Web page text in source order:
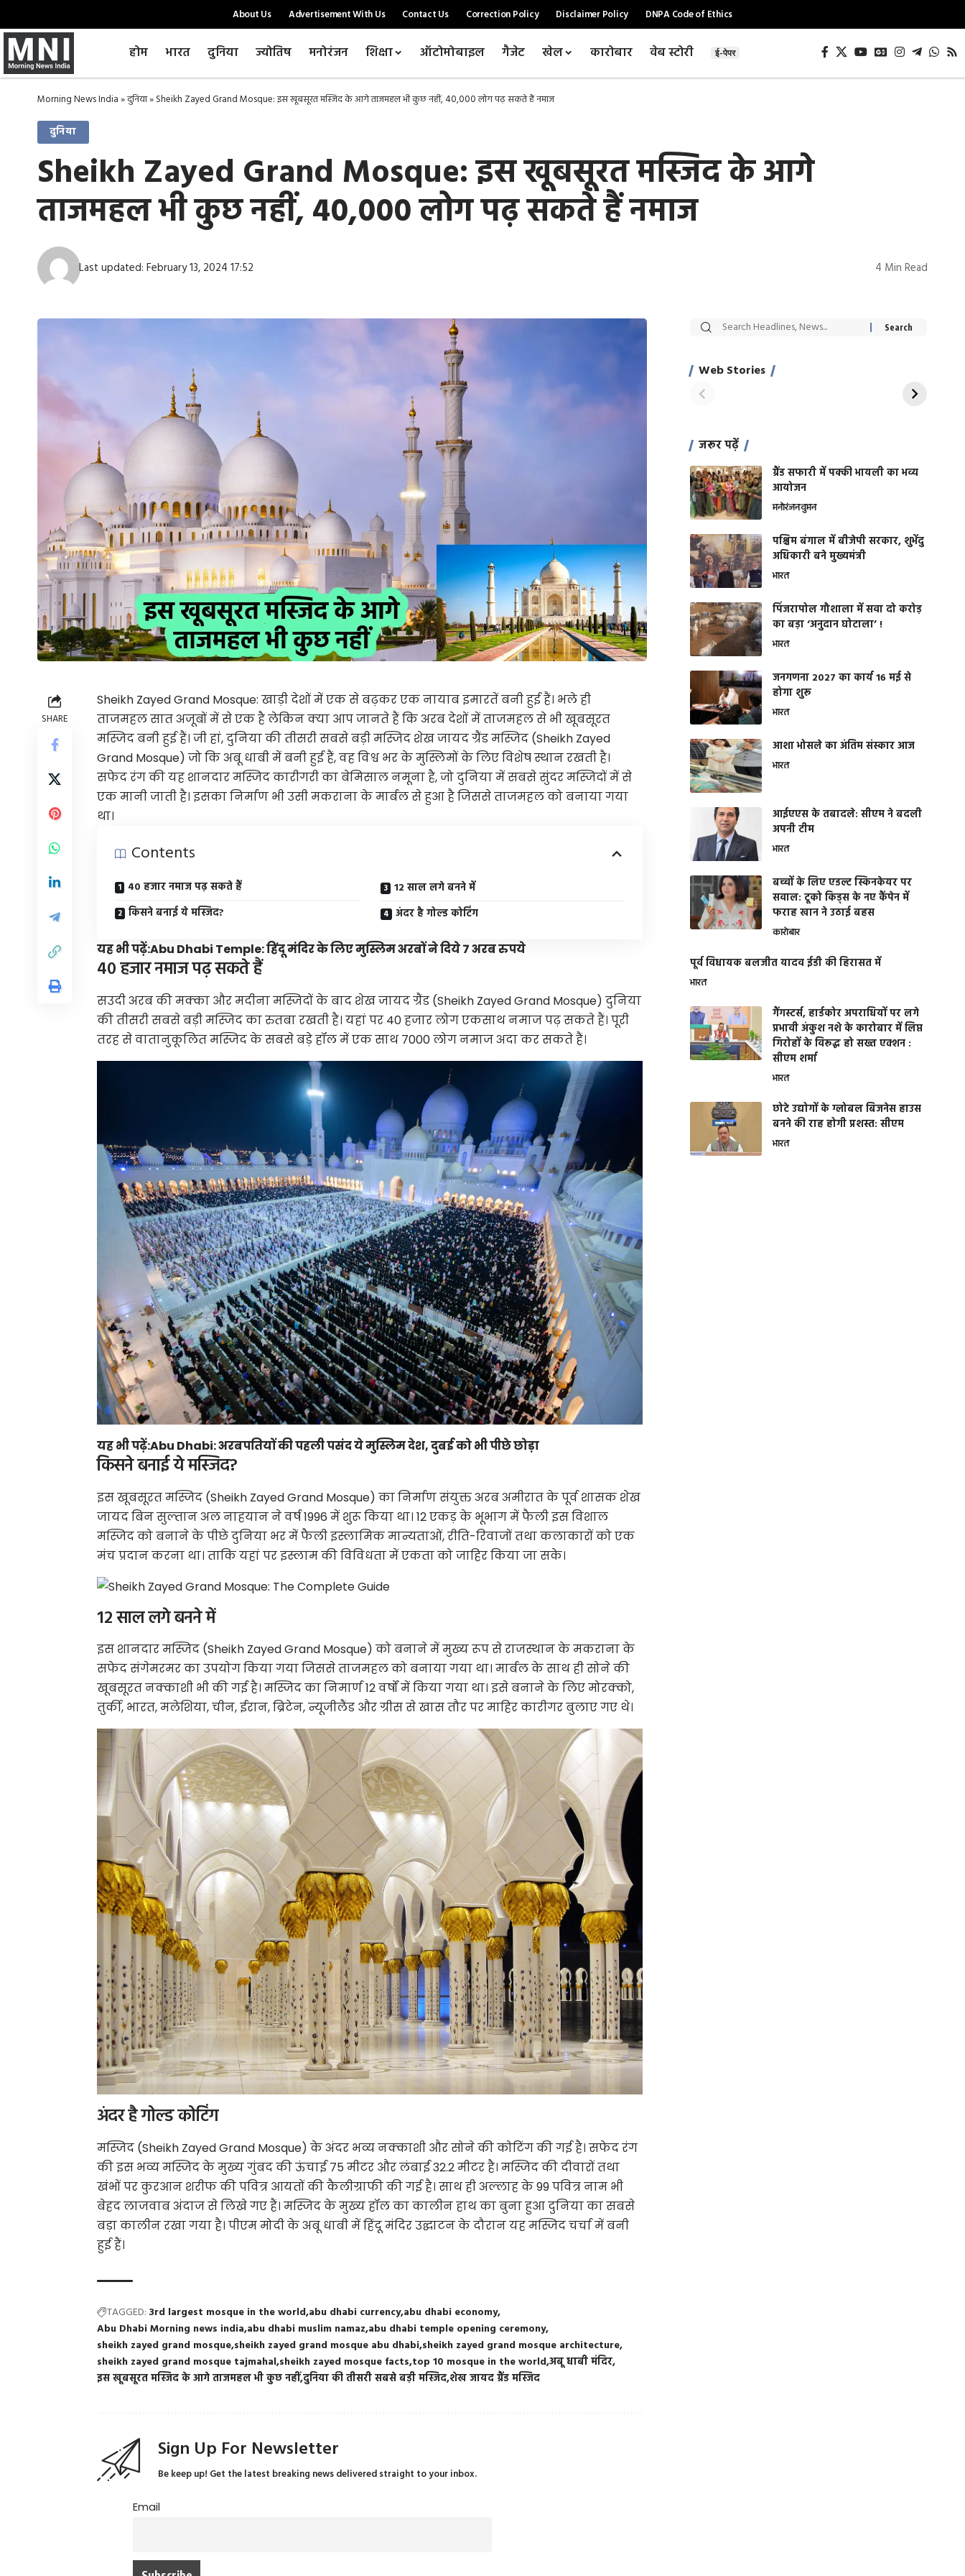
About Us Advertisement With Us Contact Us Correction Policy Disclaimer Policy DNPA Code of Ethics
होम भारत दुनिया ज्योतिष मनोरंजन शिक्षा ऑटोमोबाइल गैजेट खेल कारोबार वेब स्टोरी ई-पेपर
Morning News India»दुनिया»Sheikh Zayed Grand Mosque: इस खूबसूरत मस्जिद के आगे ताजमहल भी कुछ नहीं, 40,000 लोग पढ़ सकते हैं नमाज
दुनिया
Sheikh Zayed Grand Mosque: इस खूबसूरत मस्जिद के आगे
ताजमहल भी कुछ नहीं, 40,000 लोग पढ़ सकते हैं नमाज
Last updated: February 13, 2024 17:52 4 Min Read
SHARE
Sheikh Zayed Grand Mosque: खाड़ी देशों में एक से बढ़कर एक नायाब इमारतें बनी हुई हैं। भले ही
ताजमहल सात अजूबों में से एक है लेकिन क्या आप जानते हैं कि अरब देशों में ताजमहल से भी खूबसूरत
मस्जिद बनी हुई हैं। जी हां, दुनिया की तीसरी सबसे बड़ी मस्जिद शेख जायद ग्रैंड मस्जिद (Sheikh Zayed
Grand Mosque) जो कि अबू धाबी में बनी हुई हैं, वह विश्व भर के मुस्लिमों के लिए विशेष स्थान रखती है।
सफेद रंग की यह शानदार मस्जिद कारीगरी का बेमिसाल नमूना है, जो दुनिया में सबसे सुंदर मस्जिदों में से
एक मानी जाती है। इसका निर्माण भी उसी मकराना के मार्बल से हुआ है जिससेताजमहलको बनाया गया
था।
Contents
40 हजार नमाज पढ़ सकते हैं
किसने बनाई ये मस्जिद?
12 साल लगे बनने में
अंदर है गोल्ड कोटिंग
यह भी पढ़ें:Abu Dhabi Temple: हिंदू मंदिर के लिए मुस्लिम अरबों ने दिये 7 अरब रुपये
40 हजार नमाज पढ़ सकते हैं
सउदी अरब की मक्का और मदीना मस्जिदों के बाद शेख जायद ग्रैंड (Sheikh Zayed Grand Mosque) दुनिया
की तीसरी सबसे बड़ी मस्जिद का रुतबा रखती है। यहां पर 40 हजार लोग एकसाथ नमाज पढ़ सकते हैं। पूरी
तरह से वातानुकूलित मस्जिद के सबसे बड़े हॉल में एक साथ 7000 लोग नमाज अदा कर सकते हैं।
यह भी पढ़ें:Abu Dhabi: अरबपतियों की पहली पसंद ये मुस्लिम देश, दुबई को भी पीछे छोड़ा
किसने बनाई ये मस्जिद?
इस खूबसूरत मस्जिद (Sheikh Zayed Grand Mosque) का निर्माण संयुक्त अरब अमीरात के पूर्व शासक शेख
जायद बिन सुल्तान अल नाहयान ने वर्ष 1996 में शुरू किया था। 12 एकड़ के भूभाग में फैली इस विशाल
मस्जिद को बनाने के पीछे दुनिया भर में फैली इस्लामिक मान्यताओं, रीति-रिवाजों तथा कलाकारों को एक
मंच प्रदान करना था। ताकि यहां पर इस्लाम की विविधता में एकता को जाहिर किया जा सके।
12 साल लगे बनने में
इस शानदार मस्जिद (Sheikh Zayed Grand Mosque) को बनाने में मुख्य रूप सेराजस्थान के मकराना के
सफेद संगेमरमरका उपयोग किया गया जिससे ताजमहल को बनाया गया था। मार्बल के साथ ही सोने की
खूबसूरत नक्काशी भी की गई है। मस्जिद का निमार्ण 12 वर्षों में किया गया था। इसे बनाने के लिए मोरक्को,
तुर्की, भारत, मलेशिया, चीन, ईरान, ब्रिटेन, न्यूजीलैंड और ग्रीस से खास तौर पर माहिर कारीगर बुलाए गए थे।
अंदर है गोल्ड कोटिंग
मस्जिद (Sheikh Zayed Grand Mosque) के अंदर भव्य नक्काशी और सोने की कोटिंग की गई है। सफेद रंग
की इस भव्य मस्जिद के मुख्य गुंबद की ऊंचाई 75 मीटर और लंबाई 32.2 मीटर है। मस्जिद की दीवारों तथा
खंभों पर कुरआन शरीफ की पवित्र आयतों की कैलीग्राफी की गई है। साथ ही अल्लाह के 99 पवित्र नाम भी
बेहद लाजवाब अंदाज से लिखे गए हैं। मस्जिद के मुख्य हॉल का कालीन हाथ का बुना हुआ दुनिया का सबसे
बड़ा कालीन रखा गया है। पीएम मोदी के अबू धाबी में हिंदू मंदिर उद्घाटन के दौरान यह मस्जिद चर्चा में बनी
हुई हैं।
TAGGED: 3rd largest mosque in the world abu dhabi currency abu dhabi economy
Abu Dhabi Morning news india abu dhabi muslim namaz abu dhabi temple opening ceremony
sheikh zayed grand mosque sheikh zayed grand mosque abu dhabi sheikh zayed grand mosque architecture
sheikh zayed grand mosque tajmahal sheikh zayed mosque facts top 10 mosque in the worldअबू धाबी मंदिर
इस खूबसूरत मस्जिद के आगे ताजमहल भी कुछ नहींदुनिया की तीसरी सबसे बड़ी मस्जिद शेख जायद ग्रैंड मस्जिद
Sign Up For Newsletter
Be keep up! Get the latest breaking news delivered straight to your inbox.
Email
Web Stories
सट्टेबाजी में अरेस्ट हुए
साहिल खान
रोज एक कच्चे लहसुन
जरूर पढ़ें
ग्रैंड सफारी में पक्की भायली का भव्य
आयोजन
मनोरंजनवुमन
पश्चिम बंगाल में बीजेपी सरकार, शुभेंदु
अधिकारी बने मुख्यमंत्री
भारत
​पिंजरापोल गौशाला में सवा दो करोड़
का बड़ा ‘अनुदान घोटाला’ !
भारत
जनगणना 2027 का कार्य 16 मई से
होगा शुरू
भारत
आशा भोसले का अंतिम संस्कार आज
भारत
आईएएस के तबादले: सीएम ने बदली
अपनी टीम
भारत
बच्चों के लिए एडल्ट स्किनकेयर पर
सवाल: टूको किड्स के नए कैंपेन में
फराह खान ने उठाई बहस
कारोबार
पूर्व विधायक बलजीत यादव ईडी की हिरासत में
भारत
गैंगस्टर्स, हार्डकोर अपराधियों पर लगे
प्रभावी अंकुश नशे के कारोबार में लिप्त
गिरोहों के विरूद्ध हो सख्त एक्शन :
सीएम शर्मा
भारत
छोटे उद्योगों के ग्लोबल बिजनेस हाउस
बनने की राह होगी प्रशस्त: सीएम
भारत